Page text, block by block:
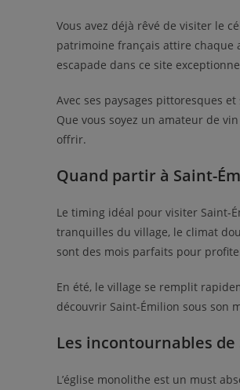
Vous avez déjà rêvé de visiter le
patrimoine français attire chaque
escapade dans ce site
Avec ses paysages pittoresques
Que vous soyez un amateur de
offrir.
Quand partir à Saint-
Le timing idéal pour visiter Saint-
tranquilles du village, le climat
sont des mois parfaits pour
En été, le village se remplit
découvrir Saint-Émilion sous son
Les incontournables de
L’église monolithe est un must